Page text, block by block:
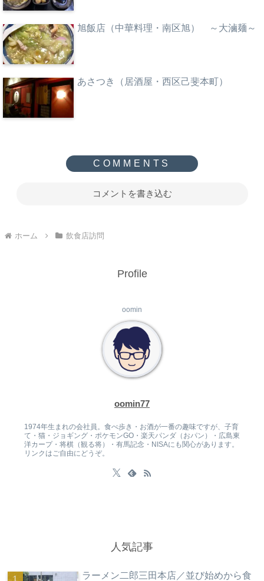
旭飯店（中華料理・南区旭） ～大滷麺～
あさつき（居酒屋・西区己斐本町）
コメントを書き込む
ホーム 飲食店訪問
Profile
oomin
oomin77
1974年生まれの会社員。食べ歩き・お酒が一番の趣味ですが、子育
て・猫・ジョギング・ポケモンGO・楽天パンダ（おパン）・広島東
洋カープ・将棋（観る将）・有馬記念・NISAにも関心があります。
リンクはご自由にどうぞ。
人気記事
ラーメン二郎三田本店／並び始めから食